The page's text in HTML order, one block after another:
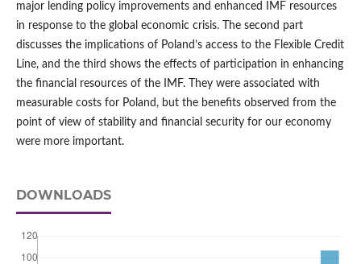
major lending policy improvements and enhanced IMF resources
in response to the global economic crisis. The second part
discusses the implications of Poland’s access to the Flexible Credit
Line, and the third shows the effects of participation in enhancing
the financial resources of the IMF. They were associated with
measurable costs for Poland, but the benefits observed from the
point of view of stability and financial security for our economy
were more important.
DOWNLOADS